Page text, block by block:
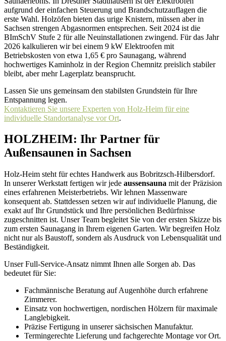
aufgrund der einfachen Steuerung und Brandschutzauflagen die
erste Wahl. Holzöfen bieten das urige Knistern, müssen aber in
Sachsen strengen Abgasnormen entsprechen. Seit 2024 ist die
BImSchV Stufe 2 für alle Neuinstallationen zwingend. Für das Jahr
2026 kalkulieren wir bei einem 9 kW Elektroofen mit
Betriebskosten von etwa 1,65 € pro Saunagang, während
hochwertiges Kaminholz in der Region Chemnitz preislich stabiler
bleibt, aber mehr Lagerplatz beansprucht.
Lassen Sie uns gemeinsam den stabilsten Grundstein für Ihre
Entspannung legen.
Kontaktieren Sie unsere Experten von Holz-Heim für eine
individuelle Standortanalyse vor Ort.
HOLZHEIM: Ihr Partner für
Außensaunen in Sachsen
Holz-Heim steht für echtes Handwerk aus Bobritzsch-Hilbersdorf.
In unserer Werkstatt fertigen wir jede aussensauna mit der Präzision
eines erfahrenen Meisterbetriebs. Wir lehnen Massenware
konsequent ab. Stattdessen setzen wir auf individuelle Planung, die
exakt auf Ihr Grundstück und Ihre persönlichen Bedürfnisse
zugeschnitten ist. Unser Team begleitet Sie von der ersten Skizze bis
zum ersten Saunagang in Ihrem eigenen Garten. Wir begreifen Holz
nicht nur als Baustoff, sondern als Ausdruck von Lebensqualität und
Beständigkeit.
Unser Full-Service-Ansatz nimmt Ihnen alle Sorgen ab. Das
bedeutet für Sie:
Fachmännische Beratung auf Augenhöhe durch erfahrene
Zimmerer.
Einsatz von hochwertigen, nordischen Hölzern für maximale
Langlebigkeit.
Präzise Fertigung in unserer sächsischen Manufaktur.
Termingerechte Lieferung und fachgerechte Montage vor Ort.